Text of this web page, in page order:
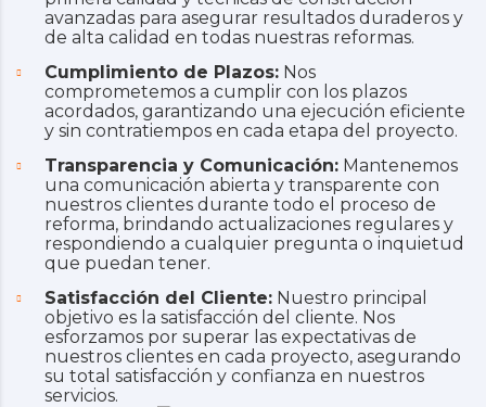
avanzadas para asegurar resultados duraderos y
de alta calidad en todas nuestras reformas.
Cumplimiento de Plazos: Nos
comprometemos a cumplir con los plazos
acordados, garantizando una ejecución eficiente
y sin contratiempos en cada etapa del proyecto.
Transparencia y Comunicación: Mantenemos
una comunicación abierta y transparente con
nuestros clientes durante todo el proceso de
reforma, brindando actualizaciones regulares y
respondiendo a cualquier pregunta o inquietud
que puedan tener.
Satisfacción del Cliente: Nuestro principal
objetivo es la satisfacción del cliente. Nos
esforzamos por superar las expectativas de
nuestros clientes en cada proyecto, asegurando
su total satisfacción y confianza en nuestros
servicios.